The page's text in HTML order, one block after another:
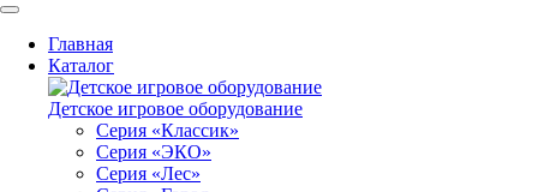
Главная
Каталог
Детское игровое оборудование
Серия «Классик»
Серия «ЭКО»
Серия «Лес»